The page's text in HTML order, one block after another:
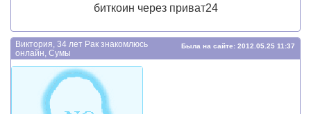
биткоин через приват24
Была на сайте: 2012.05.25 11:37
Виктория, 34 лет Рак знакомлюсь
онлайн, Сумы